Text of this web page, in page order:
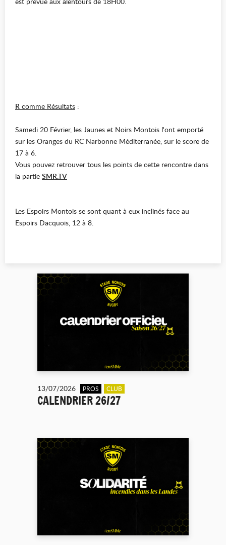
R comme Résultats :
Samedi 20 Février, les Jaunes et Noirs Montois l'ont emporté
sur les Oranges du RC Narbonne Méditerranée, sur le score de
17 à 6.
Vous pouvez retrouver tous les points de cette rencontre dans
la partie SMR.TV
Les Espoirs Montois se sont quant à eux inclinés face au
Espoirs Dacquois, 12 à 8.
13/07/2026 PROS CLUB
CALENDRIER 26/27